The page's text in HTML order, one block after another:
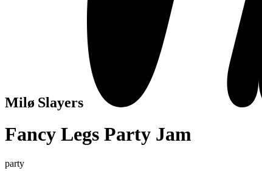
Milø Slayers
Fancy Legs Party Jam
party